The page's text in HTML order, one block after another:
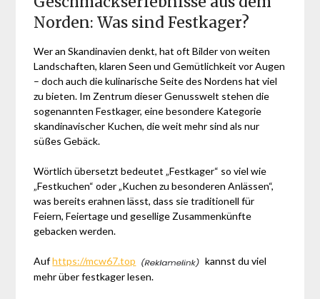
Norden: Was sind Festkager?
Wer an Skandinavien denkt, hat oft Bilder von weiten
Landschaften, klaren Seen und Gemütlichkeit vor Augen
– doch auch die kulinarische Seite des Nordens hat viel
zu bieten. Im Zentrum dieser Genusswelt stehen die
sogenannten Festkager, eine besondere Kategorie
skandinavischer Kuchen, die weit mehr sind als nur
süßes Gebäck.
Wörtlich übersetzt bedeutet „Festkager“ so viel wie
„Festkuchen“ oder „Kuchen zu besonderen Anlässen“,
was bereits erahnen lässt, dass sie traditionell für
Feiern, Feiertage und gesellige Zusammenkünfte
gebacken werden.
Aufhttps://mcw67.top
kannst du viel
mehr über festkager lesen.